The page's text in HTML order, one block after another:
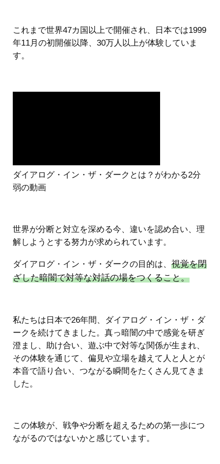
これまで世界47カ国以上で開催され、日本では1999
年11月の初開催以降、30万人以上が体験していま
す。
ダイアログ・イン・ザ・ダークとは？がわかる2分
弱の動画
世界が分断と対立を深める今、違いを認め合い、理
解しようとする努力が求められています。
ダイアログ・イン・ザ・ダークの目的は、 視覚を閉
ざした暗闇で対等な対話の場をつくること。
私たちは日本で26年間、ダイアログ・イン・ザ・ダ
ークを続けてきました。真っ暗闇の中で感覚を研ぎ
澄まし、助け合い、遊ぶ中で対等な関係が生まれ、
その体験を通じて、偏見や立場を越えて人と人とが
本音で語り合い、つながる瞬間をたくさん見てきま
した。
この体験が、戦争や分断を超えるための第一歩につ
ながるのではないかと感じています。